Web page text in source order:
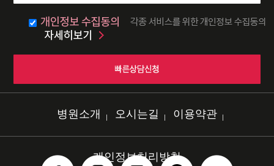
병원소개 오시는길 이용약관
개인정보처리방침